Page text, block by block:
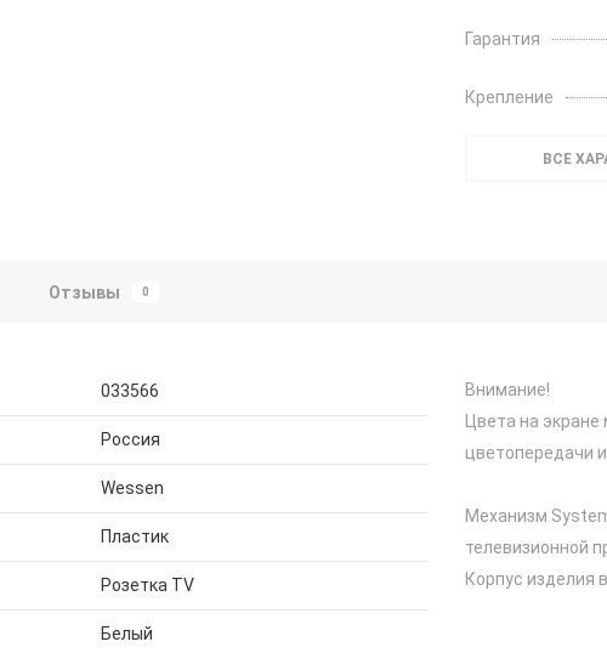
Гарантия
Крепление
ВСЕ
Отзывы 0
033566
Россия
Wessen
Пластик
Розетка TV
Белый
Внимание!
Цвета на
цветопередачи
Механизм
телевизионной
Корпус изделия